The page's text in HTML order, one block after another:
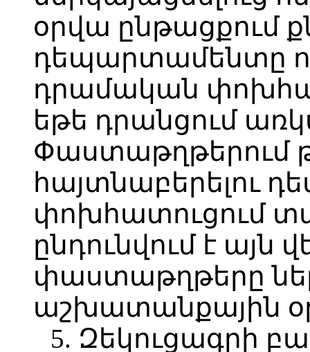
օրվա ընթացքում
դեպարտամենտը
դրամական
եթե դրանցում
Փաստաթղթերում
հայտնաբերելու
փոխհատուցում
ընդունվում է այն
փաստաթղթերը
աշխատանքային
5. Զեկուցագրի